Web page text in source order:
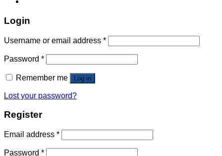
Login
Username or email address *
Password *
Remember me Log in
Lost your password?
Register
Email address *
Password *